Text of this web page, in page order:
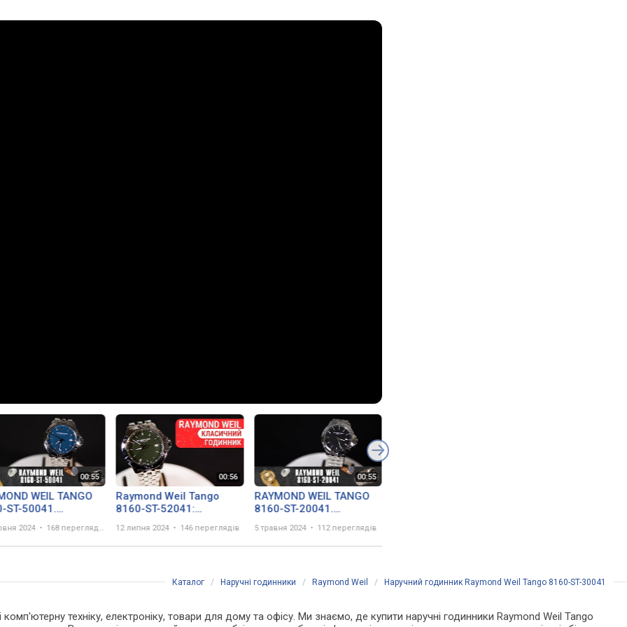
WEIL TANGO
ST-50041.
2024 168 переглядів
Raymond Weil Tango
8160-ST-52041:
Елегантність у
Зеленому! | Короткий
12 липня 2024 146 переглядів
RAYMOND WEIL TANGO
8160-ST-20041.
secunda.com.ua
5 травня 2024 112 переглядів
Каталог / Наручні годинники / Raymond Weil / Наручний годинник Raymond Weil Tango 8160-ST-30041
комп'ютерну техніку, електроніку, товари для дому та офісу. Ми знаємо, де купити наручні годинники Raymond Weil Tango